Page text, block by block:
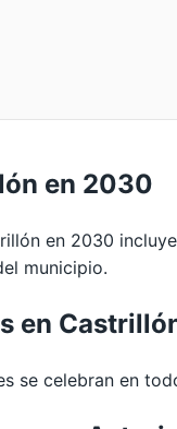
en 2030
en 2030
municipio.
en
se celebran en